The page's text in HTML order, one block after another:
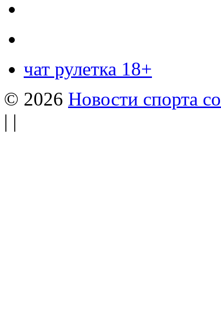
чат рулетка 18+
© 2026 Новости спорта
| |